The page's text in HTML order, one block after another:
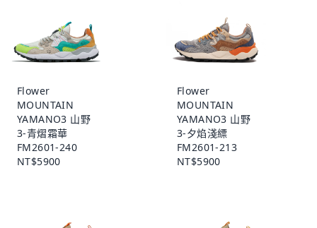
Flower
MOUNTAIN
YAMANO3 山野
3-青熠霜華
FM2601-240
NT$5900
Flower
MOUNTAIN
YAMANO3 山野
3-夕焰淺縹
FM2601-213
NT$5900